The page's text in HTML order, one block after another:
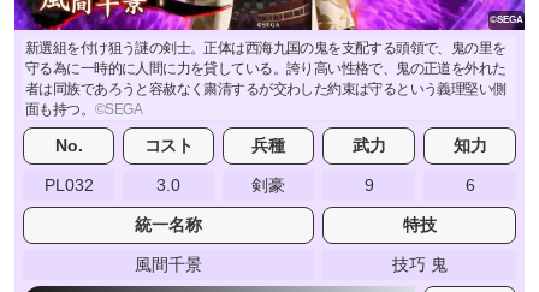
新選組を付け狙う謎の剣士。正体は西海九国の鬼を支配する頭領で、鬼の里を
守る為に一時的に人間に力を貸している。誇り高い性格で、鬼の正道を外れた
者は同族であろうと容赦なく粛清するが交わした約束は守るという義理堅い側
面も持つ。
No. コスト 兵種 武力 知力
PL032 3.0 剣豪 9 6
統一名称 特技
風間千景 技巧 鬼